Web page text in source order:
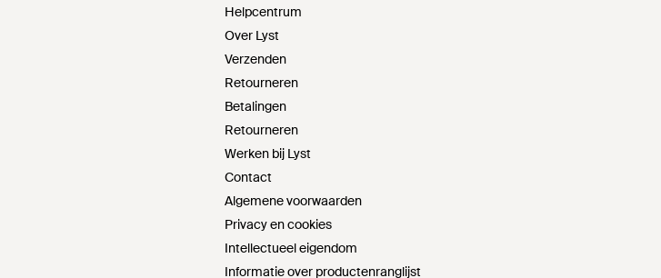
Helpcentrum
Over Lyst
Verzenden
Retourneren
Betalingen
Retourneren
Werken bij Lyst
Contact
Algemene voorwaarden
Privacy en cookies
Intellectueel eigendom
Informatie over productenranglijst